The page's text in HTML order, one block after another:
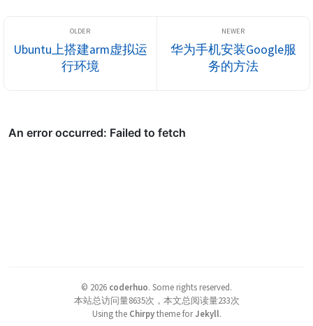
Ubuntu上搭建arm虚拟运
行环境
华为手机安装Google服
务的方法
© 2026 coderhuo. Some rights reserved.
本站总访问量8635次，本文总阅读量233次
Using the Chirpytheme forJekyll.